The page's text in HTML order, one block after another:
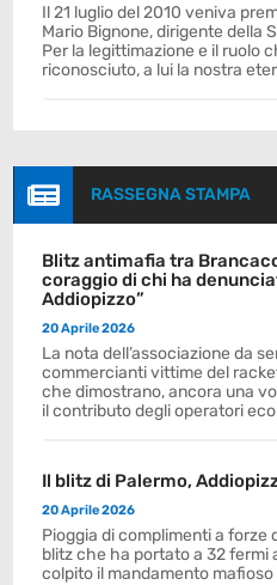
Il 21 luglio del 2010 veniva
Mario Bignone, dirigente della
Per la legittimazione e il ruolo
riconosciuto, a lui la nostra
 RASSEGNA STAMPA
Blitz antimafia tra
coraggio di chi ha
Addiopizzo”
20 Aprile 2026
La nota dell’associazione da
commercianti vittime del
che dimostrano, ancora una
il contributo degli operatori
Il blitz di Palermo,
20 Aprile 2026
Pioggia di complimenti a forze
blitz che ha portato a 32 fermi
colpito il mandamento